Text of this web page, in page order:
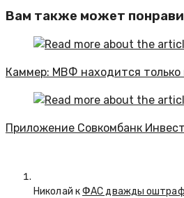
Вам также может
Каммер: МВФ находится только
Приложение Совкомбанк
Николай кФАС дважды